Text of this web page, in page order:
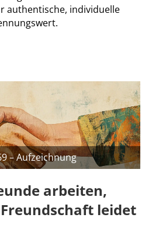
authentische, individuelle
– Aufzeichnung
arbeiten,
leidet